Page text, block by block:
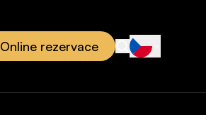
Online rezervace